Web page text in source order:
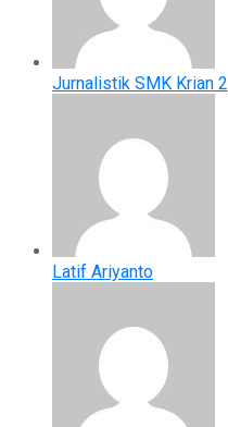
Jurnalistik SMK Krian 2
Latif Ariyanto